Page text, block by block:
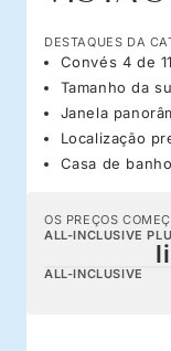
DESTAQUES DA
Convés 4 de 11
Tamanho da
Janela
Localização
Casa de
OS PREÇOS
ALL-INCLUSIVE
ALL-INCLUSIVE